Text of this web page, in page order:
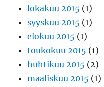
lokakuu 2015 (1)
syyskuu 2015 (1)
elokuu 2015 (1)
toukokuu 2015 (1)
huhtikuu 2015 (2)
maaliskuu 2015 (1)